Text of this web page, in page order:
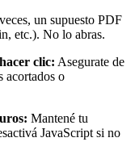
un supuesto PDF
etc.). No lo abras.
clic: Asegurate de
acortados o
Mantené tu
JavaScript si no